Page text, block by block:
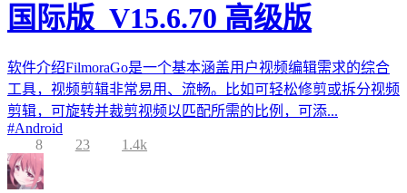
国际版_V15.6.70 高级版
软件介绍FilmoraGo是一个基本涵盖用户视频编辑需求的综合
工具，视频剪辑非常易用、流畅。比如可轻松修剪或拆分视频
剪辑，可旋转并裁剪视频以匹配所需的比例，可添...
#Android
8
23 1.4k